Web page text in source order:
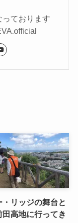
ております
・リッジの舞台と
田高地に行ってき